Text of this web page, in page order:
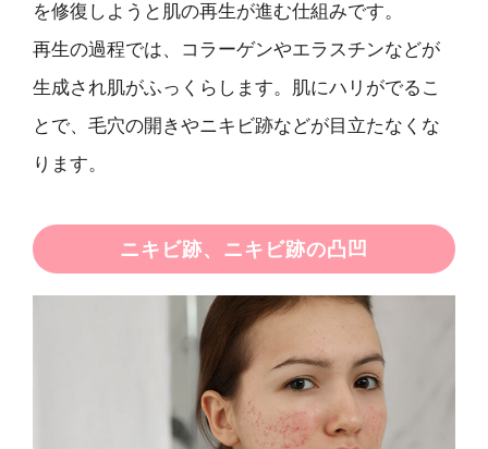
を修復しようと肌の再生が進む仕組みです。
再生の過程では、コラーゲンやエラスチンなどが
生成され肌がふっくらします。肌にハリがでるこ
とで、毛穴の開きやニキビ跡などが目立たなくな
ります。
ニキビ跡、ニキビ跡の凸凹